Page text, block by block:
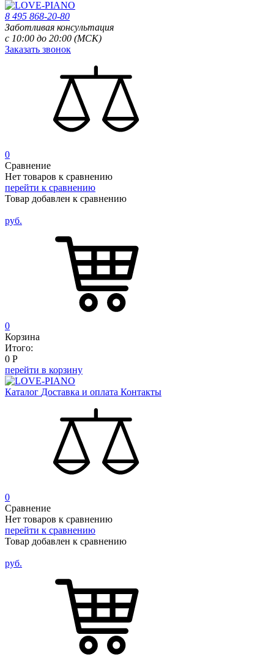
8 495 868-20-80
Заботливая консультация
с 10:00 до 20:00 (МСК)
Заказать звонок
0
Сравнение
Нет товаров к сравнению
перейти к сравнению
Товар добавлен к сравнению
руб.
0
Корзина
Итого:
0 Р
перейти в корзину
Каталог Доставка и оплата Контакты
0
Сравнение
Нет товаров к сравнению
перейти к сравнению
Товар добавлен к сравнению
руб.